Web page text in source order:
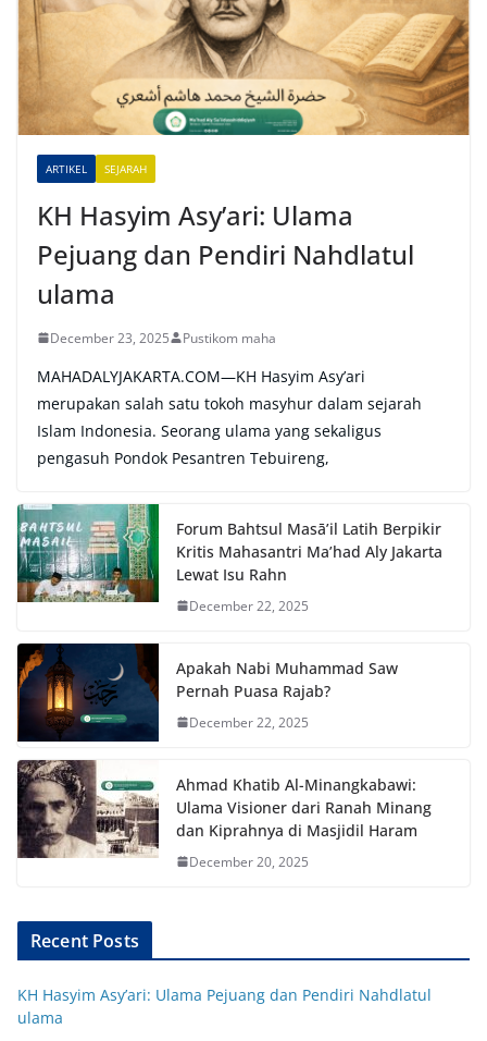
t
v
ARTIKEL SEJARAH
KH Hasyim Asy’ari: Ulama
Pejuang dan Pendiri Nahdlatul
ulama
December 23, 2025 Pustikom maha
MAHADALYJAKARTA.COM—KH Hasyim Asy’ari
merupakan salah satu tokoh masyhur dalam sejarah
Islam Indonesia. Seorang ulama yang sekaligus
pengasuh Pondok Pesantren Tebuireng,
Forum Bahtsul Masā’il Latih Berpikir
Kritis Mahasantri Ma’had Aly Jakarta
Lewat Isu Rahn
December 22, 2025
Apakah Nabi Muhammad Saw
Pernah Puasa Rajab?
December 22, 2025
Ahmad Khatib Al-Minangkabawi:
Ulama Visioner dari Ranah Minang
dan Kiprahnya di Masjidil Haram
December 20, 2025
Recent Posts
KH Hasyim Asy’ari: Ulama Pejuang dan Pendiri Nahdlatul
ulama